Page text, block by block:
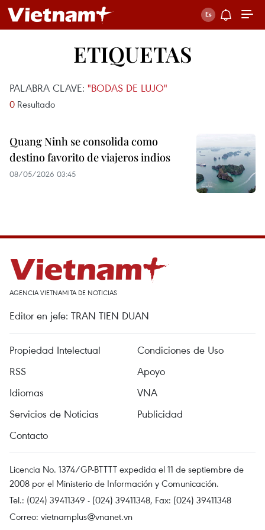
ETIQUETAS
PALABRA CLAVE: "BODAS DE LUJO"
0 Resultado
Quang Ninh se consolida como
destino favorito de viajeros indios
08/05/2026 03:45
AGENCIA VIETNAMITA DE NOTICIAS
Editor en jefe: TRAN TIEN DUAN
Propiedad Intelectual
Condiciones de Uso
RSS
Apoyo
Idiomas
VNA
Servicios de Noticias
Publicidad
Contacto
Licencia No. 1374/GP-BTTTT expedida el 11 de septiembre de
2008 por el Ministerio de Información y Comunicación.
Tel.: (024) 39411349 - (024) 39411348, Fax: (024) 39411348
Correo: vietnamplus@vnanet.vn